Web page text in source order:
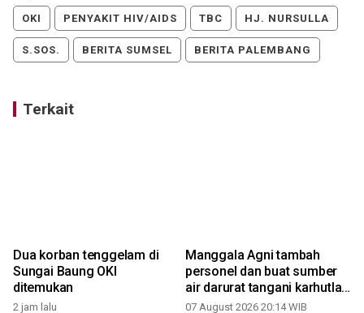
OKI PENYAKIT HIV/AIDS TBC HJ. NURSULLA
S.SOS. BERITA SUMSEL BERITA PALEMBANG
Terkait
Dua korban tenggelam di
Sungai Baung OKI
ditemukan
2 jam lalu
Manggala Agni tambah
personel dan buat sumber
air darurat tangani karhutla
di OKI
07 August 2026 20:14 WIB